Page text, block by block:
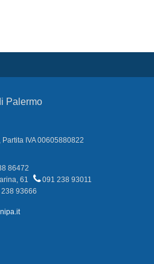
Palermo
IVA 00605880822
86472
61
091 238 93011
93666